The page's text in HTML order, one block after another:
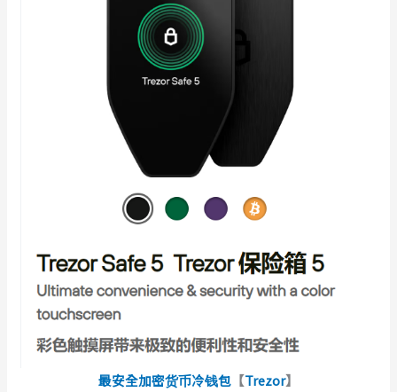
最安全加密货币冷钱包 【Trezor】